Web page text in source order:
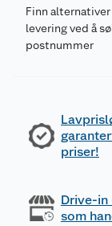
Finn
levering ved å
postnummer
priser!
Drive-in
som